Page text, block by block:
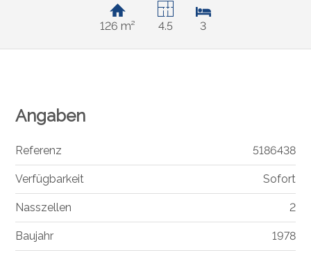
126 m² 4.5 3
Angaben
Referenz 5186438
Verfügbarkeit Sofort
Nasszellen 2
Baujahr 1978